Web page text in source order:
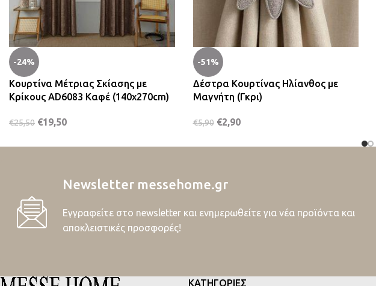
-24%
Κουρτίνα Μέτριας Σκίασης με
Κρίκους AD6083 Καφέ (140x270cm)
€25,50 €19,50
-51%
Δέστρα Κουρτίνας Ηλίανθος με
Μαγνήτη (Γκρι)
€5,90 €2,90
Newsletter messehome.gr
Εγγραφείτε στο newsletter και ενημερωθείτε για νέα προϊόντα και
αποκλειστικές προσφορές!
ΚΑΤΗΓΟΡΙΕΣ